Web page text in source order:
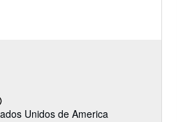
Unidos de America